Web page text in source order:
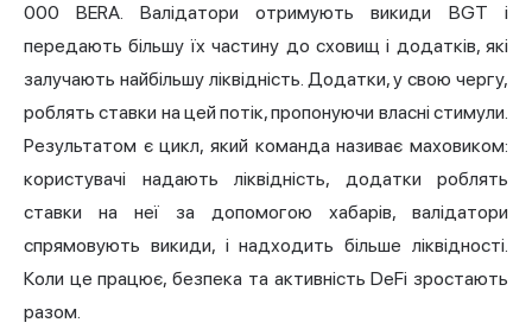
000 BERA. Валідатори отримують викиди BGT і
передають більшу їх частину до сховищ і додатків, які
залучають найбільшу ліквідність. Додатки, у свою чергу,
роблять ставки на цей потік, пропонуючи власні стимули.
Результатом є цикл, який команда називає маховиком:
користувачі надають ліквідність, додатки роблять
ставки на неї за допомогою хабарів, валідатори
спрямовують викиди, і надходить більше ліквідності.
Коли це працює, безпека та активність DeFi зростають
разом.